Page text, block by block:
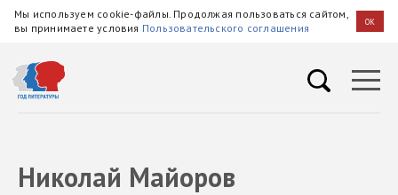
Мы используем cookie-файлы. Продолжая пользоваться сайтом,
вы принимаете условия Пользовательского соглашения OK
Николай Майоров